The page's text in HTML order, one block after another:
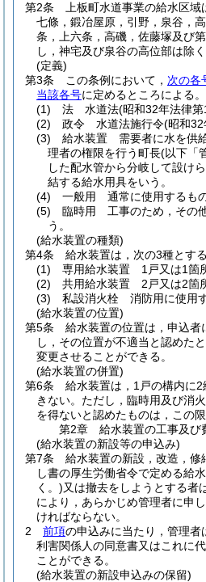
第2条
上板町水道事業の給水区
七條，鍛冶屋原，引野，泉谷，
条，上六条，高磯，佐藤塚及び
し，神宅及び泉谷の高位部は除く
(定義)
第3条
この条例において， 次の各
当該各号に定めるところによる。
(1)
法 水道法(昭和32年法律
(2)
政令 水道法施行令(昭和32
(3)
給水装置 需要者に水を供
理者の権限を行う町長(以下「
した配水管から分岐して設け
結する給水用具をいう。
(4)
一般用 通常に使用するもの
(5)
臨時用 工事のため，その
う。
(給水装置の種類)
第4条
給水装置は，次の3種とする
(1)
専用給水装置 1戸又は1箇
(2)
共用給水装置 2戸又は2箇
(3)
私設消火栓 消防用に使用
(給水装置の位置)
第5条
給水装置の位置は，申込者
し，その位置が不適当と認めた
変更させることができる。
(給水装置の併置)
第6条
給水装置は，1戸の構内に
きない。 ただし，臨時用及び消
を得ないと認めたものは，この限
第2章
給水装置の工事及び
(給水装置の新設等の申込み)
第7条
給水装置の新設，改造，修
し書の厚生労働省令で定める給
く。)又は撤去をしようとする者
により，あらかじめ管理者に申
ければならない。
2
前項の申込みに当たり，管理者
利害関係人の同意書又はこれに
ことができる。
(給水装置の新設申込みの保留)